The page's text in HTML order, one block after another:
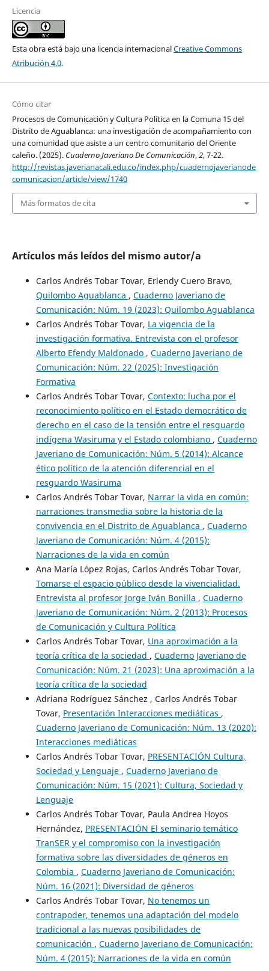
Licencia
Esta obra está bajo una licencia internacionalCreative Commons
Atribución 4.0.
Cómo citar
Procesos de Comunicación y Cultura Política en la Comuna 15 del
Distrito de Aguablanca: una investigación de acompañamiento con
una comunidad que asiste a un centro comunitario del Oriente
caleño. (2025). Cuaderno Javeriano De Comunicación,2, 7-22.
http://revistas.javerianacali.edu.co/index.php/cuadernojaverianode
comunicacion/article/view/1740
Más formatos de cita
Artículos más leídos del mismo autor/a
Carlos Andrés Tobar Tovar, Erlendy Cuero Bravo,
Quilombo Aguablanca , Cuaderno Javeriano de
Comunicación: Núm. 19 (2023): Quilombo Aguablanca
Carlos Andrés Tobar Tovar, La vigencia de la
investigación formativa. Entrevista con el profesor
Alberto Efendy Maldonado , Cuaderno Javeriano de
Comunicación: Núm. 22 (2025): Investigación
Formativa
Carlos Andrés Tobar Tovar, Contexto: lucha por el
reconocimiento político en el Estado democrático de
derecho en el caso de la tensión entre el resguardo
indígena Wasiruma y el Estado colombiano , Cuaderno
Javeriano de Comunicación: Núm. 5 (2014): Alcance
ético político de la atención diferencial en el
resguardo Wasiruma
Carlos Andrés Tobar Tovar, Narrar la vida en común:
narraciones transmedia sobre la historia de la
convivencia en el Distrito de Aguablanca , Cuaderno
Javeriano de Comunicación: Núm. 4 (2015):
Narraciones de la vida en común
Ana María López Rojas, Carlos Andrés Tobar Tovar,
Tomarse el espacio público desde la vivencialidad.
Entrevista al profesor Jorge Iván Bonilla , Cuaderno
Javeriano de Comunicación: Núm. 2 (2013): Procesos
de Comunicación y Cultura Política
Carlos Andrés Tobar Tovar, Una aproximación a la
teoría crítica de la sociedad , Cuaderno Javeriano de
Comunicación: Núm. 21 (2023): Una aproximación a la
teoría crítica de la sociedad
Adriana Rodríguez Sánchez , Carlos Andrés Tobar
Tovar, Presentación Interacciones mediáticas ,
Cuaderno Javeriano de Comunicación: Núm. 13 (2020):
Interacciones mediáticas
Carlos Andrés Tobar Tovar, PRESENTACIÓN Cultura,
Sociedad y Lenguaje , Cuaderno Javeriano de
Comunicación: Núm. 15 (2021): Cultura, Sociedad y
Lenguaje
Carlos Andrés Tobar Tovar, Paula Andrea Hoyos
Hernández, PRESENTACIÓN El seminario temático
TranSER y el compromiso con la investigación
formativa sobre las diversidades de géneros en
Colombia , Cuaderno Javeriano de Comunicación:
Núm. 16 (2021): Diversidad de géneros
Carlos Andrés Tobar Tovar, No tenemos un
contrapoder, tenemos una adaptación del modelo
tradicional a las nuevas posibilidades de
comunicación , Cuaderno Javeriano de Comunicación:
Núm. 4 (2015): Narraciones de la vida en común